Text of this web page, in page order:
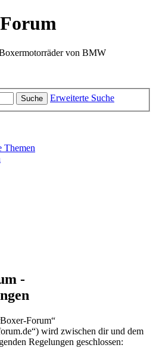
von BMW
Suche Erweiterte Suche
Themen
-
Forum“
wird zwischen dir und dem
Regelungen geschlossen: